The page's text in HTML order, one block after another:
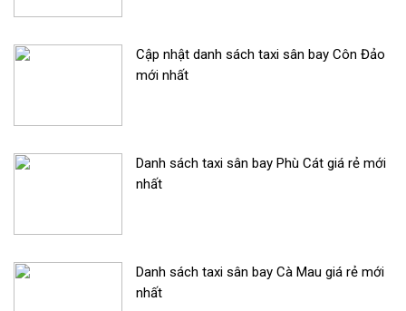
Cập nhật danh sách taxi sân bay Côn Đảo
mới nhất
Danh sách taxi sân bay Phù Cát giá rẻ mới
nhất
Danh sách taxi sân bay Cà Mau giá rẻ mới
nhất